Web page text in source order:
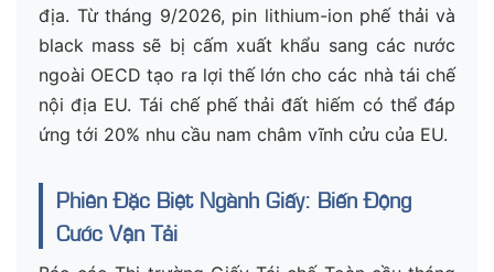
địa. Từ tháng 9/2026, pin lithium-ion phế thải và
black mass sẽ bị cấm xuất khẩu sang các nước
ngoài OECD tạo ra lợi thế lớn cho các nhà tái chế
nội địa EU. Tái chế phế thải đất hiếm có thể đáp
ứng tới 20% nhu cầu nam châm vĩnh cửu của EU.
Phiên Đặc Biệt Ngành Giấy: Biến Động
Cước Vận Tải